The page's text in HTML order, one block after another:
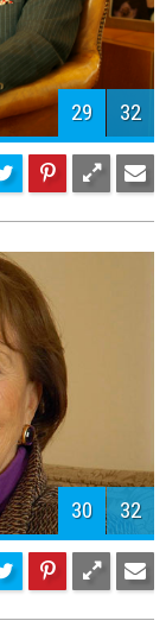
29 32
30 32